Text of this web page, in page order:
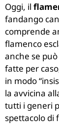
Oggi, il
fandango
comprende
flamenco
anche se
fatte per
in modo
la avvicina
tutti i generi
spettacolo di